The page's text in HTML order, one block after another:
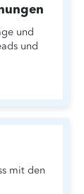
und
und
mit den